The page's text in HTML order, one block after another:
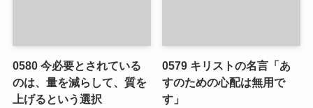
0580 今必要とされている
のは、量を減らして、質を
上げるという選択
0579 キリストの名言「あ
すのための心配は無用で
す」